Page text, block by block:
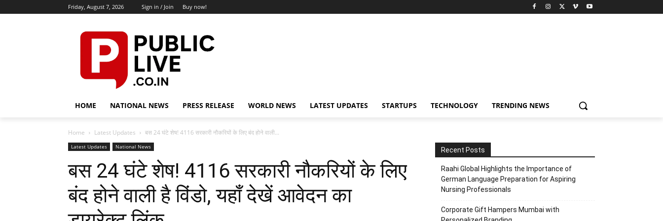
Friday, August 7, 2026 Sign in / Join Buy now!
HOME NATIONAL NEWS PRESS RELEASE WORLD NEWS LATEST UPDATES STARTUPS TECHNOLOGY TRENDING NEWS
Home Latest Updates बस 24 घंटे शेष! 4116 सरकारी नौकरियों के लिए बंद होने वाली...
Latest Updates National News
बस 24 घंटे शेष! 4116 सरकारी नौकरियों के लिए
बंद होने वाली है विंडो, यहाँ देखें आवेदन का
Recent Posts
Raahi Global Highlights the Importance of
German Language Preparation for Aspiring
Nursing Professionals
Corporate Gift Hampers Mumbai with